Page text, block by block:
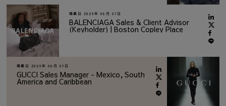
掲載日 2026年 08月 07日
BALENCIAGA Sales & Client Advisor
(Keyholder) | Boston Copley Place
掲載日 2026年 08月 07日
GUCCI Sales Manager - Mexico, South
America and Caribbean